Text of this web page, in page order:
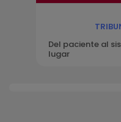
Del paciente al
lugar